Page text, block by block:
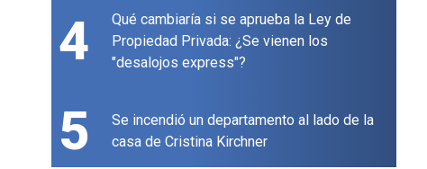
4
Qué cambiaría si se aprueba la Ley de
Propiedad Privada: ¿Se vienen los
"desalojos express"?
5
Se incendió un departamento al lado de la
casa de Cristina Kirchner